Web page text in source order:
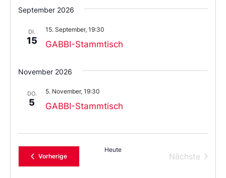
Sie
das
aus.
September 2026
DI.
15 GABBI-Stammtisch
15. September, 19:30
November 2026
DO.
5 GABBI-Stammtisch
5. November, 19:30
VorherigeVeranstaltungen
Heute
Nächste